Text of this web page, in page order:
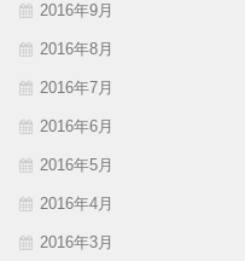
2016年9月
2016年8月
2016年7月
2016年6月
2016年5月
2016年4月
2016年3月